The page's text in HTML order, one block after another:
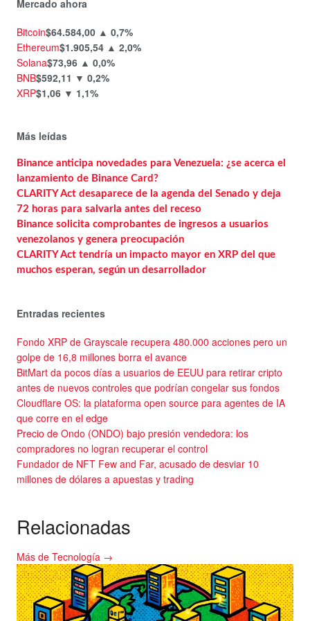
Mercado ahora
Bitcoin$64.584,00 ▲ 0,7%
Ethereum$1.905,54 ▲ 2,0%
Solana$73,96 ▲ 0,0%
BNB$592,11 ▼ 0,2%
XRP$1,06 ▼ 1,1%
Más leídas
Binance anticipa novedades para Venezuela: ¿se acerca el
lanzamiento de Binance Card?
CLARITY Act desaparece de la agenda del Senado y deja
72 horas para salvarla antes del receso
Binance solicita comprobantes de ingresos a usuarios
venezolanos y genera preocupación
CLARITY Act tendría un impacto mayor en XRP del que
muchos esperan, según un desarrollador
Entradas recientes
Fondo XRP de Grayscale recupera 480.000 acciones pero un
golpe de 16,8 millones borra el avance
BitMart da pocos días a usuarios de EEUU para retirar cripto
antes de nuevos controles que podrían congelar sus fondos
Cloudflare OS: la plataforma open source para agentes de IA
que corre en el edge
Precio de Ondo (ONDO) bajo presión vendedora: los
compradores no logran recuperar el control
Fundador de NFT Few and Far, acusado de desviar 10
millones de dólares a apuestas y trading
Relacionadas
Más de Tecnología →